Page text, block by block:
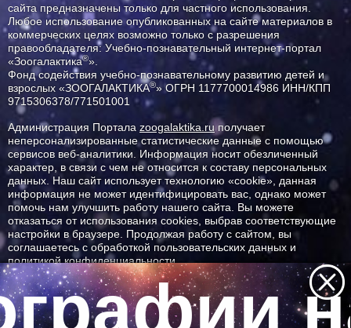
сайта предназначены только для частного использования.
Любое использование опубликованных на сайте материалов в
коммерческих целях возможно только с разрешения
правообладателя: Учебно-познавательный интернет-портал
«Зоогалактика®».
Фонд содействия учебно-познавательному развитию детей и
взрослых «ЗООГАЛАКТИКА®» ОГРН 1177700014986 ИНН/КПП
9715306378/771501001
Администрация Портала zoogalaktika.ruполучает
неперсонализированные статистические данные с помощью
сервисов веб-аналитики. Информация носит обезличенный
характер, в связи с чем не относится к составу персональных
данных. Наш сайт использует технологию «cookie», данная
информация не может идентифицировать вас, однако может
помочь нам улучшить работу нашего сайта. Вы можете
отказаться от использования cookies, выбрав соответствующие
настройки в браузере. Продолжая работу с сайтом, вы
соглашаетесь с обработкой пользовательских данных и
политикой конфиденциальности.
ID ресурса: 2317